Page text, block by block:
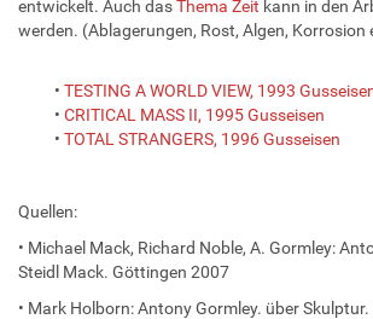
entwickelt. Auch dasThema Zeit kann in den
werden. (Ablagerungen, Rost, Algen, Korrosion
• TESTING A WORLD VIEW, 1993
• CRITICAL MASS II, 1995 Gusseisen
• TOTAL STRANGERS, 1996 Gusseisen
Quellen:
• Michael Mack, Richard Noble, A. Gormley:
Steidl Mack. Göttingen 2007
• Mark Holborn: Antony Gormley. über